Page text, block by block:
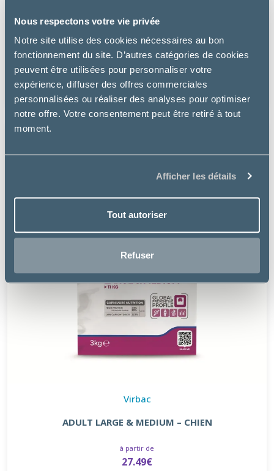
Nous respectons votre vie privée
Notre site utilise des cookies nécessaires au bon
fonctionnement du site. D’autres catégories de cookies
peuvent être utilisées pour personnaliser votre
expérience, diffuser des offres commerciales
personnalisées ou réaliser des analyses pour optimiser
notre offre. Votre consentement peut être retiré à tout
moment.
Afficher les détails
Tout autoriser
Refuser
Virbac
ADULT NEUTERED DOG SMALL & TOY
6.49€
Virbac
ADULT LARGE & MEDIUM – CHIEN
à partir de
27.49€